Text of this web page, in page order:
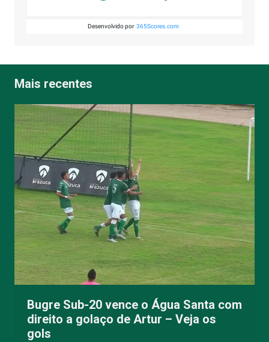
Desenvolvido por 365Scores.com
Mais recentes
Bugre Sub-20 vence o Água Santa com
direito a golaço de Artur – Veja os
gols